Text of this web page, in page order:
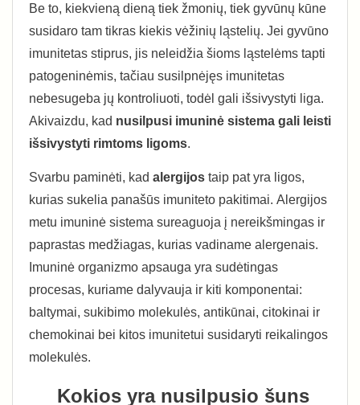
Be to, kiekvieną dieną tiek žmonių, tiek gyvūnų kūne
susidaro tam tikras kiekis vėžinių ląstelių. Jei gyvūno
imunitetas stiprus, jis neleidžia šioms ląstelėms tapti
patogeninėmis, tačiau susilpnėjęs imunitetas
nebesugeba jų kontroliuoti, todėl gali išsivystyti liga.
Akivaizdu, kad nusilpusi imuninė sistema gali leisti
išsivystyti rimtoms ligoms.
Svarbu paminėti, kad alergijos taip pat yra ligos,
kurias sukelia panašūs imuniteto pakitimai. Alergijos
metu imuninė sistema sureaguoja į nereikšmingas ir
paprastas medžiagas, kurias vadiname alergenais.
Imuninė organizmo apsauga yra sudėtingas
procesas, kuriame dalyvauja ir kiti komponentai:
baltymai, sukibimo molekulės, antikūnai, citokinai ir
chemokinai bei kitos imunitetui susidaryti reikalingos
molekulės.
Kokios yra nusilpusio šuns